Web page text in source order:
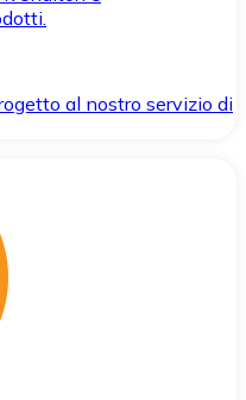
al nostro servizio di